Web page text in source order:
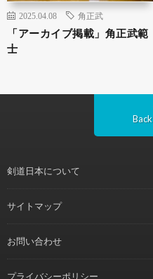
2025.04.08 角正武
「アーカイブ掲載」角正武範
士
剣道日本について
サイトマップ
お問い合わせ
プライバシーポリシー